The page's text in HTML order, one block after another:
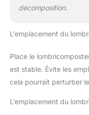
décomposition.
L’emplacement du
Place le
est stable. Évite les
cela pourrait perturber
L’emplacement du